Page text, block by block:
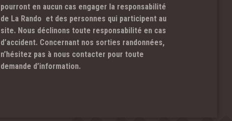
pourront en aucun cas engager la responsabilité
de La Rando et des personnes qui participent au
site. Nous déclinons toute responsabilité en cas
d’accident. Concernant nos sorties randonnées,
n’hésitez pas à nous contacter pour toute
demande d’information.